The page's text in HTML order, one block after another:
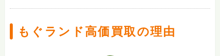
もぐランド高価買取の理由